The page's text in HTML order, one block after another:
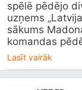
spēlē pēdējo
uzņems
sākums
komandas
Lasīt vairāk